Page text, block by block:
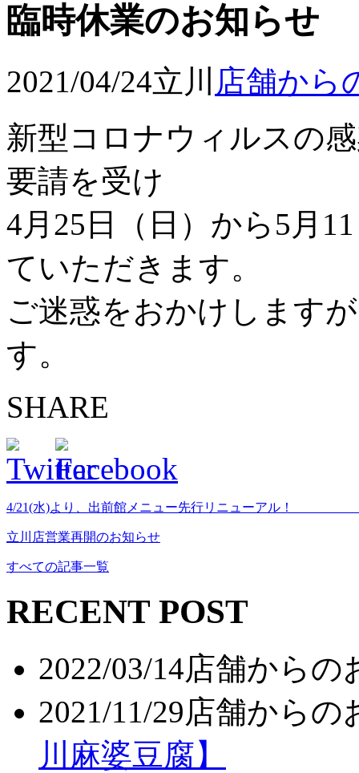
臨時休業のお知らせ
2021/04/24立川 店舗から
新型コロナウィルスの
要請を受け
4月25日（日）から5月
ていただきます。
ご迷惑をおかけします
す。
SHARE
4/21(水)より、出前館メニュー先行リニューアル
立川店営業再開のお知らせ
すべての記事一覧
RECENT POST
2022/03/14店舗からの
2021/11/29店舗からの
川麻婆豆腐】